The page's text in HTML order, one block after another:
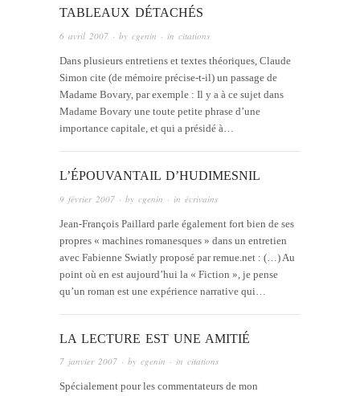
TABLEAUX DÉTACHÉS
6 avril 2007 · by cgenin · in citations
Dans plusieurs entretiens et textes théoriques, Claude
Simon cite (de mémoire précise-t-il) un passage de
Madame Bovary, par exemple : Il y a à ce sujet dans
Madame Bovary une toute petite phrase d’une
importance capitale, et qui a présidé à…
L’ÉPOUVANTAIL D’HUDIMESNIL
9 février 2007 · by cgenin · in écrivains
Jean-François Paillard parle également fort bien de ses
propres « machines romanesques » dans un entretien
avec Fabienne Swiatly proposé par remue.net : (…) Au
point où en est aujourd’hui la « Fiction », je pense
qu’un roman est une expérience narrative qui…
LA LECTURE EST UNE AMITIÉ
7 janvier 2007 · by cgenin · in citations
Spécialement pour les commentateurs de mon